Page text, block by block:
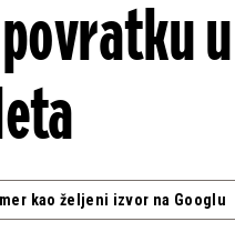
u
kao željeni izvor na Googlu